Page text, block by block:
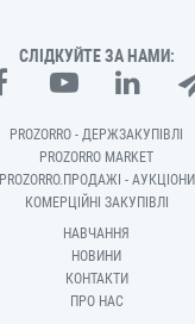
СЛІДКУЙТЕ ЗА НАМИ:
PROZORRO - ДЕРЖЗАКУПІВЛІ
PROZORRO MARKET
PROZORRO.ПРОДАЖІ - АУКЦІОНИ
КОМЕРЦІЙНІ ЗАКУПІВЛІ
НАВЧАННЯ
НОВИНИ
КОНТАКТИ
ПРО НАС